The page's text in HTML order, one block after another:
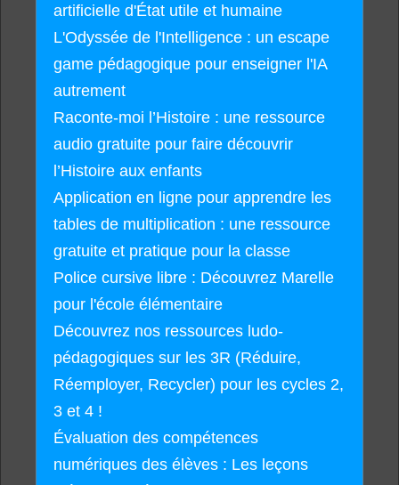
artificielle d'État utile et humaine
L'Odyssée de l'Intelligence : un escape
game pédagogique pour enseigner l'IA
autrement
Raconte-moi l’Histoire : une ressource
audio gratuite pour faire découvrir
l’Histoire aux enfants
Application en ligne pour apprendre les
tables de multiplication : une ressource
gratuite et pratique pour la classe
Police cursive libre : Découvrez Marelle
pour l'école élémentaire
Découvrez nos ressources ludo-
pédagogiques sur les 3R (Réduire,
Réemployer, Recycler) pour les cycles 2,
3 et 4 !
Évaluation des compétences
numériques des élèves : Les leçons